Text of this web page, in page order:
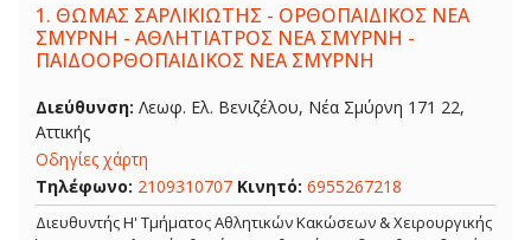
1. ΘΩΜΑΣ ΣΑΡΛΙΚΙΩΤΗΣ - ΟΡΘΟΠΑΙΔΙΚΟΣ ΝΕΑ
ΣΜΥΡΝΗ - ΑΘΛΗΤΙΑΤΡΟΣ ΝΕΑ ΣΜΥΡΝΗ -
ΠΑΙΔΟΟΡΘΟΠΑΙΔΙΚΟΣ ΝΕΑ ΣΜΥΡΝΗ
Διεύθυνση: Λεωφ. Ελ. Βενιζέλου, Νέα Σμύρνη 171 22,
Αττικής
Οδηγίες χάρτη
Τηλέφωνο: 2109310707 Κινητό: 6955267218
Διευθυντής Η' Τμήματος Αθλητικών Κακώσεων & Χειρουργικής